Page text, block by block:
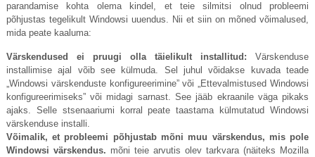
parandamise kohta olema kindel, et teie silmitsi olnud probleemi
põhjustas tegelikult Windowsi uuendus. Nii et siin on mõned võimalused,
mida peate kaaluma:
Värskendused ei pruugi olla täielikult installitud: Värskenduse
installimise ajal võib see külmuda. Sel juhul võidakse kuvada teade
„Windowsi värskenduste konfigureerimine” või „Ettevalmistused Windowsi
konfigureerimiseks” või midagi sarnast. See jääb ekraanile väga pikaks
ajaks. Selle stsenaariumi korral peate taastama külmutatud Windowsi
värskenduse installi.
Võimalik, et probleemi põhjustab mõni muu värskendus, mis pole
Windowsi värskendus. mõni teie arvutis olev tarkvara (näiteks Mozilla